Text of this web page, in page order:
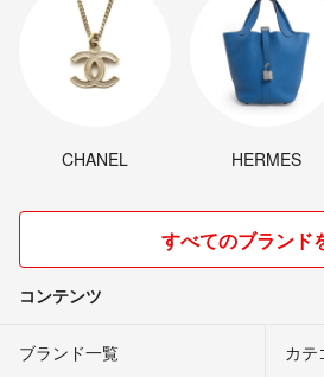
CHANEL HERMES
すべてのブランド
コンテンツ
ブランド一覧 カテ